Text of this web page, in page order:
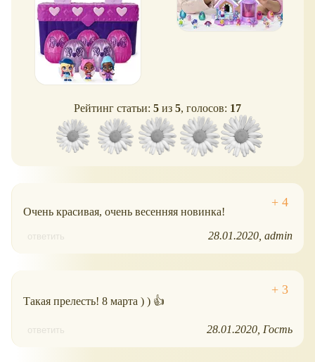
Рейтинг статьи: 5 из 5, голосов: 17
Очень красивая, очень весенняя новинка!
ответить 28.01.2020 admin
Такая прелесть! 8 марта ) ) 👍
ответить 28.01.2020 Гость